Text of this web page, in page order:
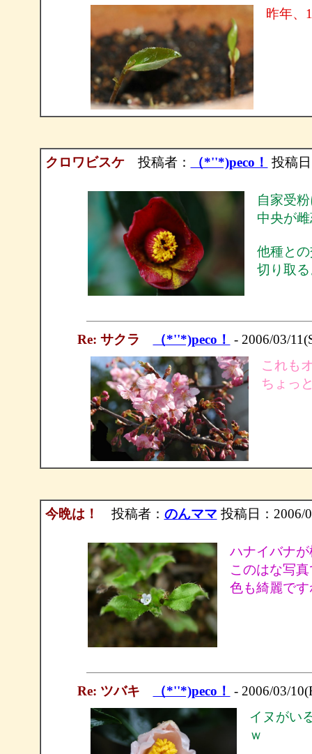
昨年、
クロワビスケ投稿者： （*''*)peco！ 投稿
自家受
中央が
他種と
切り取
Re: サクラ （*''*)peco！ - 2006/03/
これも
ちょっ
今晩は！ 投稿者： のんママ 投稿日：2006/
ハナイバナ
このはな写
色も綺麗で
Re: ツバキ （*''*)peco！ - 2006/03/
イヌがい
ｗ